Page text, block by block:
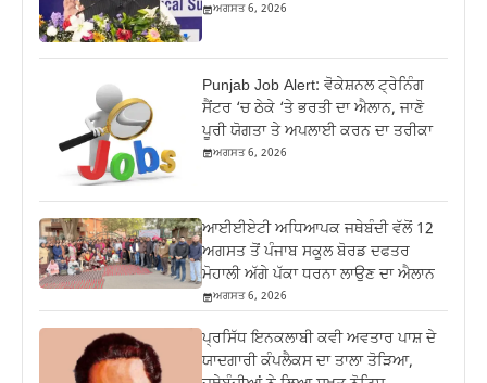
ਅਗਸਤ 6, 2026
Punjab Job Alert: ਵੋਕੇਸ਼ਨਲ ਟ੍ਰੇਨਿੰਗ
ਸੈਂਟਰ ‘ਚ ਠੇਕੇ ‘ਤੇ ਭਰਤੀ ਦਾ ਐਲਾਨ, ਜਾਣੋ
ਪੂਰੀ ਯੋਗਤਾ ਤੇ ਅਪਲਾਈ ਕਰਨ ਦਾ ਤਰੀਕਾ
ਅਗਸਤ 6, 2026
ਆਈਈਏਟੀ ਅਧਿਆਪਕ ਜਥੇਬੰਦੀ ਵੱਲੋਂ 12
ਅਗਸਤ ਤੋਂ ਪੰਜਾਬ ਸਕੂਲ ਬੋਰਡ ਦਫਤਰ
ਮੋਹਾਲੀ ਅੱਗੇ ਪੱਕਾ ਧਰਨਾ ਲਾਉਣ ਦਾ ਐਲਾਨ
ਅਗਸਤ 6, 2026
ਪ੍ਰਸਿੱਧ ਇਨਕਲਾਬੀ ਕਵੀ ਅਵਤਾਰ ਪਾਸ਼ ਦੇ
ਯਾਦਗਾਰੀ ਕੰਪਲੈਕਸ ਦਾ ਤਾਲਾ ਤੋੜਿਆ,